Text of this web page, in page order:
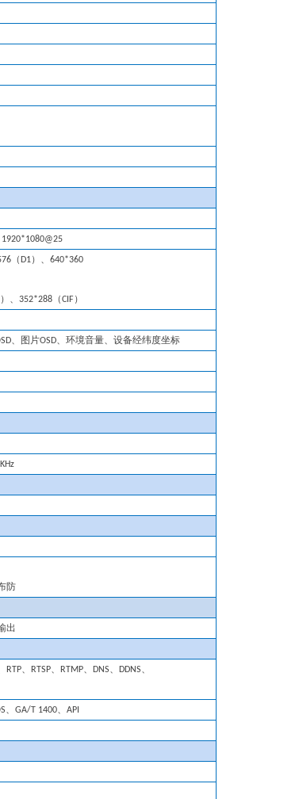
1920*1080@25
（D1）、640*360
、352*288（CIF）
、图片OSD、环境音量、设备经纬度坐标
防
出
、RTSP、 R TMP、 DNS、DDNS、
、GA/T 1400、API